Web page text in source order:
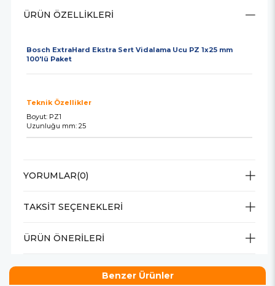
ÜRÜN ÖZELLIKLERI
Bosch ExtraHard Ekstra Sert Vidalama Ucu PZ 1x25 mm
100'lü Paket
Teknik Özellikler
Boyut: PZ1
Uzunluğu mm: 25
YORUMLAR(0)
TAKSIT SEÇENEKLERI
ÜRÜN ÖNERILERI
Benzer Ürünler